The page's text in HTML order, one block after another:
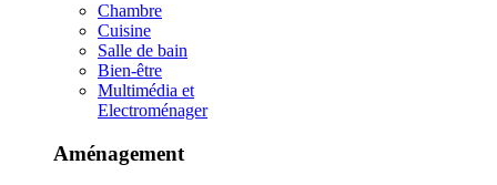
Chambre
Cuisine
Salle de bain
Bien-être
Multimédia et
Electroménager
Aménagement